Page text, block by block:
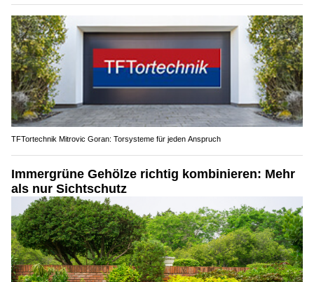
TFTortechnik Mitrovic Goran: Torsysteme für jeden Anspruch
Immergrüne Gehölze richtig kombinieren: Mehr
als nur Sichtschutz